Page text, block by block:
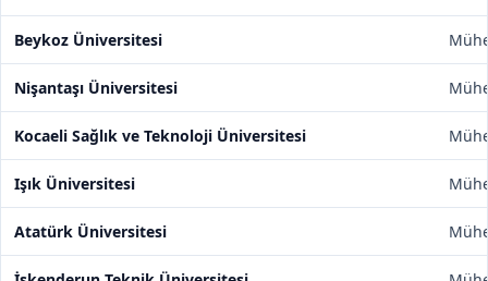
Beykoz Üniversitesi
Nişantaşı Üniversitesi
Kocaeli Sağlık ve Teknoloji Üniversitesi
Işık Üniversitesi
Atatürk Üniversitesi